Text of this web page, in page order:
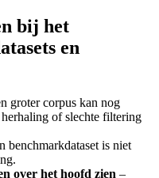
bij het
en
groter corpus kan nog
of slechte filtering
benchmarkdataset is niet
over het hoofd zien –